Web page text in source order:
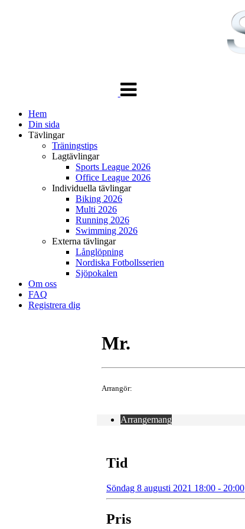
navigering
Hem
Din sida
Tävlingar
Träningstips
Lagtävlingar
Sports League 2026
Office League 2026
Individuella tävlingar
Biking 2026
Multi 2026
Running 2026
Swimming 2026
Externa tävlingar
Långlöpning
Nordiska Fotbollsserien
Sjöpokalen
Om oss
FAQ
Registrera dig
Mr.
Arrangör:
Arrangemang
Tid
Söndag 8 augusti 2021 18:00 - 20:00
Pris